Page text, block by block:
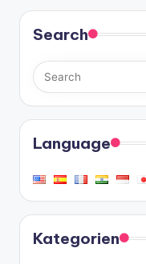
Search
Language
Kategorien